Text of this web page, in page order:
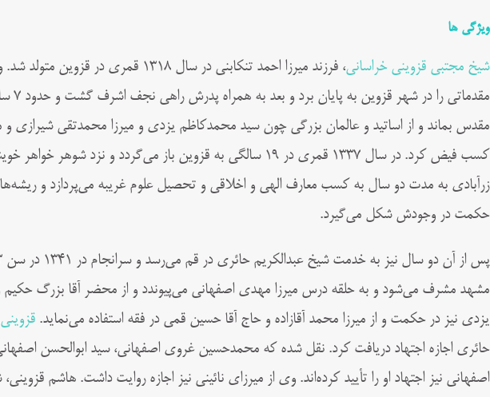
ویژگی ها
شیخ مجتبی قزوینی خراسانی
، فرزند میرزا احمد تنکابنی در سال ۱۳۱۸ قمری در
مقدماتی
مقدس بماند و از اساتید و عالمان بزرگی چون سید محمدکاظم یزدی و میرزا محمدتقی شیرازی و
کسب فیض کرد. در سال ۱۳۳۷ قمری در ۱۹ سالگی به قزوین باز می‌گردد و نزد
زرآبادی به مدت دو سال به کسب معارف الهی و اخلاقی و تحصیل علوم غریبه می‌پردازد و
حکمت در وجودش شکل می‌گیرد.
مشهد مشرف می‌شود و به حلقه درس میرزا مهدی اصفهانی می‌پیوندد و از محضر آقا بزرگ حکیم و
یزدی نیز در حکمت و از میرزا محمد آقازاده و حاج آقا حسین قمی در فقه استفاده می‌نماید.قزوینی
حائری اجازه اجتهاد دریافت کرد. نقل شده که محمدحسین غروی اصفهانی، سید ابوالحسن
اصفهانی نیز اجتهاد او را تأیید کرده‌اند. وی از میرزای نائینی نیز اجازه روایت داشت. هاشم